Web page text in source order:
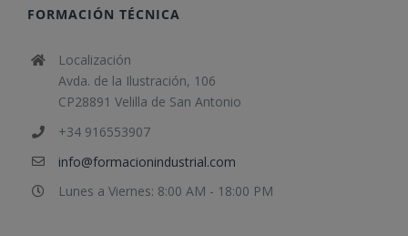
FORMACIÓN TÉCNICA
Localización
Avda. de la Ilustración, 106
CP28891 Velilla de San Antonio
+34 916553907
info@formacionindustrial.com
Lunes a Viernes: 8:00 AM - 18:00 PM